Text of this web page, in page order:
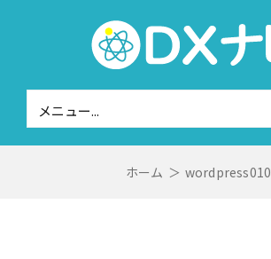
メニュー...
ホーム ＞ wordpress010